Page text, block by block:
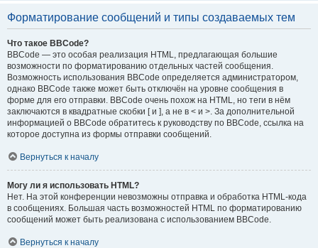
Форматирование сообщений и типы создаваемых тем
Что такое BBCode?
BBCode — это особая реализация HTML, предлагающая большие
возможности по форматированию отдельных частей сообщения.
Возможность использования BBCode определяется администратором,
однако BBCode также может быть отключён на уровне сообщения в
форме для его отправки. BBCode очень похож на HTML, но теги в нём
заключаются в квадратные скобки [ и ], а не в < и >. За дополнительной
информацией о BBCode обратитесь к руководству по BBCode, ссылка на
которое доступна из формы отправки сообщений.
Вернуться к началу
Могу ли я использовать HTML?
Нет. На этой конференции невозможны отправка и обработка HTML-кода
в сообщениях. Большая часть возможностей HTML по форматированию
сообщений может быть реализована с использованием BBCode.
Вернуться к началу